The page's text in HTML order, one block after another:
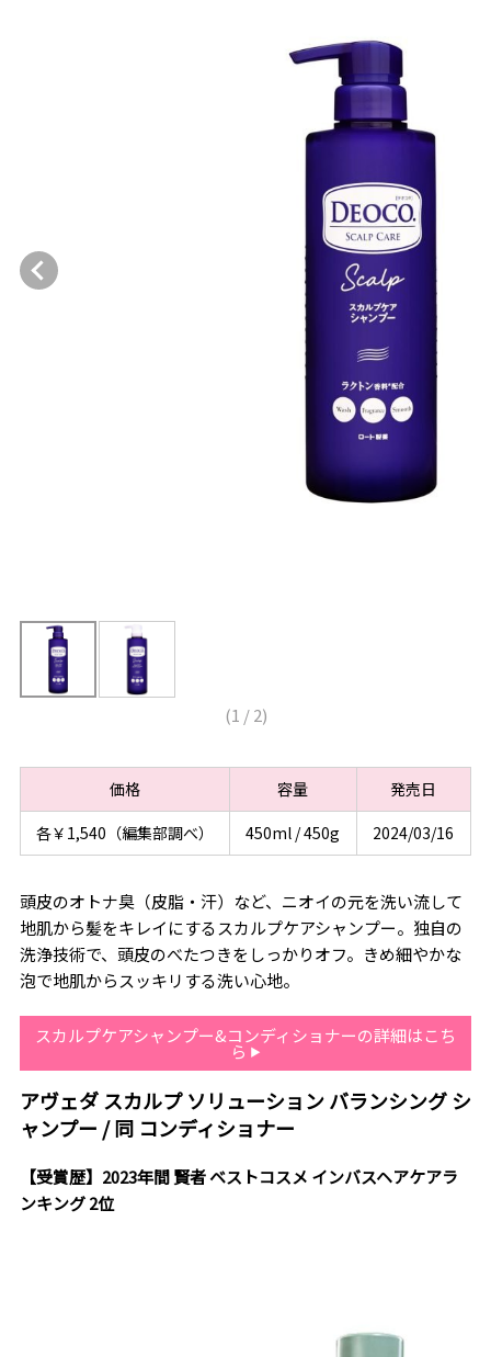
(1 /2)
価格 容量
発売日
各￥1,540（編集部調べ）
450ml / 450g 2024/03/16
頭皮のオトナ臭（皮脂・汗）など、ニオイの元を洗い流して
地肌から髪をキレイにするスカルプケアシャンプー。独自の
洗浄技術で、頭皮のべたつきをしっかりオフ。きめ細やかな
泡で地肌からスッキリする洗い心地。
スカルプケアシャンプー&コンディショナーの詳細はこち
ら
アヴェダ スカルプ ソリューション バランシング シ
ャンプー / 同 コンディショナー
【受賞歴】2023年間 賢者 ベストコスメ インバスヘアケアラ
ンキング 2位